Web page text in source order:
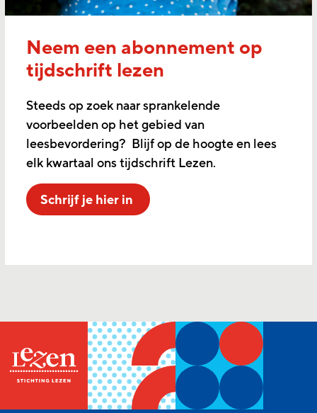
Neem een abonnement op
tijdschrift lezen
Steeds op zoek naar sprankelende
voorbeelden op het gebied van
leesbevordering? Blijf op de hoogte en lees
elk kwartaal ons tijdschrift Lezen.
Schrijf je hier in